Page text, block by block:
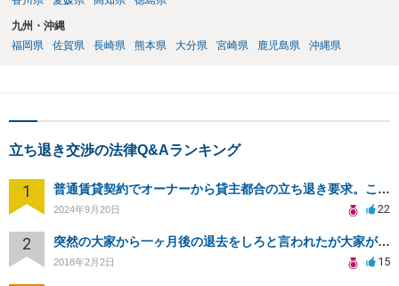
九州・沖縄
福岡県
佐賀県 長崎県 熊本県 大分県 宮崎県 鹿児島県 沖縄県
立ち退き交渉の法律Q&Aランキング
1 普通賃貸契約でオーナーから貸主都合の立ち退き要求。このまま住み続けるには？
2024年9月20日 22
2 突然の大家から一ヶ月後の退去をしろと言われたが大家が損害請求に応じない
2018年2月2日 15